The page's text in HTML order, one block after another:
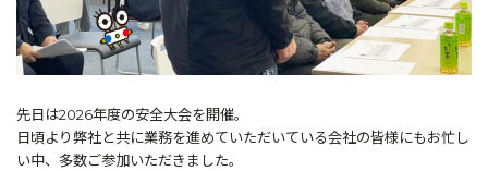
先日は2026年度の安全大会を開催。
日頃より弊社と共に業務を進めていただいている会社の皆様にもお忙し
い中、多数ご参加いただきました。